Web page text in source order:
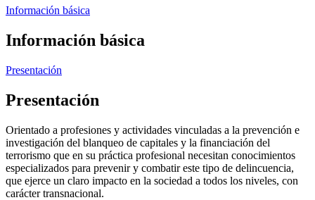
Información básica
Información básica
Presentación
Presentación
Orientado a profesiones y actividades vinculadas a la prevención e
investigación del blanqueo de capitales y la financiación del
terrorismo que en su práctica profesional necesitan conocimientos
especializados para prevenir y combatir este tipo de delincuencia,
que ejerce un claro impacto en la sociedad a todos los niveles, con
carácter transnacional.